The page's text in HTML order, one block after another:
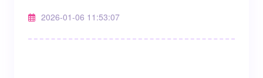
2026-01-06 11:53:07